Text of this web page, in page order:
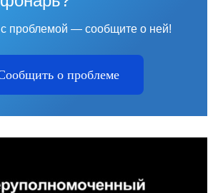
с проблемой — сообщите о ней!
о проблеме